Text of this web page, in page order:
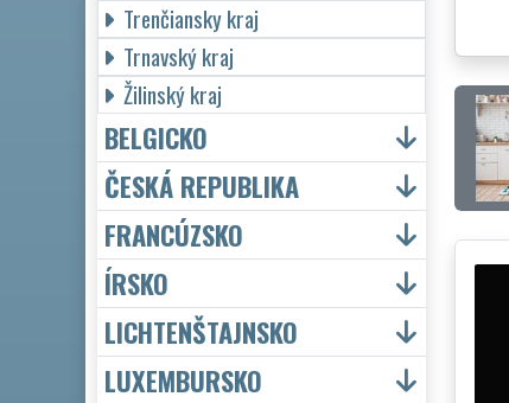
Trenčiansky kraj
Trnavský kraj
Žilinský kraj
BELGICKO
ČESKÁ REPUBLIKA
FRANCÚZSKO
ÍRSKO
LICHTENŠTAJNSKO
LUXEMBURSKO